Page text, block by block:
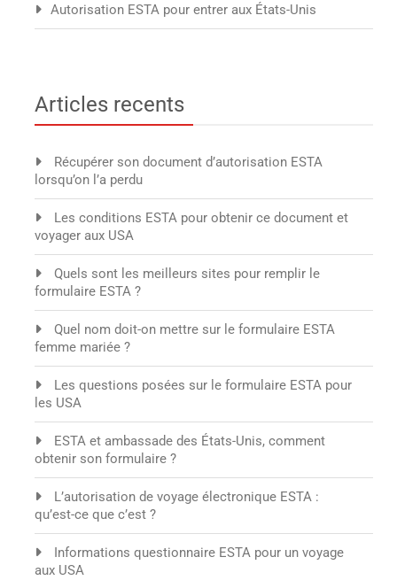
Autorisation ESTA pour entrer aux États-Unis
Articles recents
Récupérer son document d’autorisation ESTA
lorsqu’on l’a perdu
Les conditions ESTA pour obtenir ce document et
voyager aux USA
Quels sont les meilleurs sites pour remplir le
formulaire ESTA ?
Quel nom doit-on mettre sur le formulaire ESTA
femme mariée ?
Les questions posées sur le formulaire ESTA pour
les USA
ESTA et ambassade des États-Unis, comment
obtenir son formulaire ?
L’autorisation de voyage électronique ESTA :
qu’est-ce que c’est ?
Informations questionnaire ESTA pour un voyage
aux USA